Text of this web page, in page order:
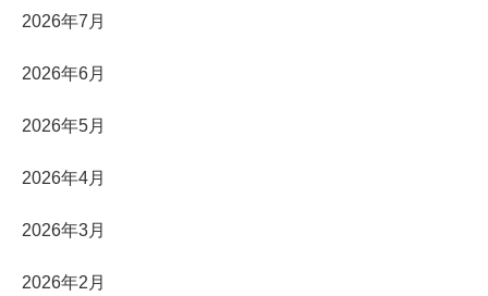
2026年7月
2026年6月
2026年5月
2026年4月
2026年3月
2026年2月